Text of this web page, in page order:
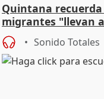
Quintana
migrantes "llevan
central
Sonido Totales